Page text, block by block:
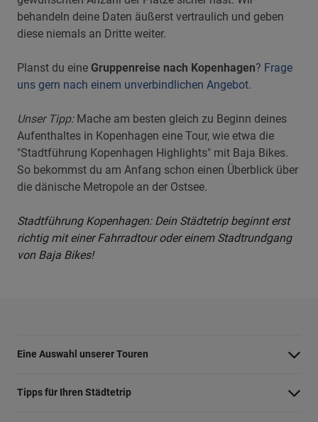
behandeln deine Daten äußerst vertraulich und geben
diese niemals an Dritte weiter.
Planst du eine Gruppenreise nach Kopenhagen? Frage
uns gern nach einem unverbindlichen Angebot.
Unser Tipp:Mache am besten gleich zu Beginn deines
Aufenthaltes in Kopenhagen eine Tour, wie etwa die
"Stadtführung Kopenhagen Highlights" mit Baja Bikes.
So bekommst du am Anfang schon einen Überblick über
die dänische Metropole an der Ostsee.
Stadtführung Kopenhagen: Dein Städtetrip beginnt erst
richtig mit einer Fahrradtour oder einem Stadtrundgang
von Baja Bikes!
Eine Auswahl unserer Touren
Barcelona Highlights Tour
Tipps für Ihren Städtetrip